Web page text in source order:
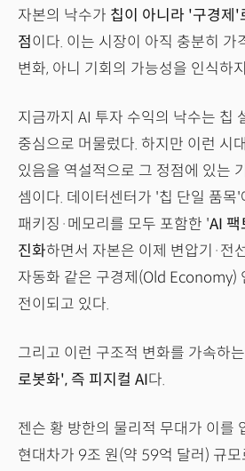
자본의 낙수가 칩이 아니라 '구경제'
점이다. 이는 시장이 아직 충분히 가
변화, 아니 기회의 가능성을 인식하
지금까지 AI 투자 수익의 낙수는 칩
중심으로 머물렀다. 하지만 이런 시
있음을 역설적으로 그 정점에 있는
셈이다. 데이터센터가 '칩 단일 품목'
패키징·메모리를 모두 포함한 'AI 팩
진화하면서 자본은 이제 변압기·전
자동화 같은 구경제(Old Economy)
전이되고 있다.
그리고 이런 구조적 변화를 가속하
로봇화', 즉 피지컬 AI다.
젠슨 황 방한의 물리적 무대가 이를
현대차가 9조 원(약 59억 달러) 규